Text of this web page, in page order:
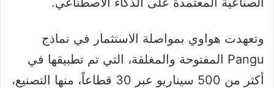
وتعهدت هواوي بمواصلة الاستثمار في نماذج
Pangu المفتوحة والمغلقة، التي تم تطبيقها في
أكثر من 500 سيناريو عبر 30 قطاعاً، منها التصنيع،